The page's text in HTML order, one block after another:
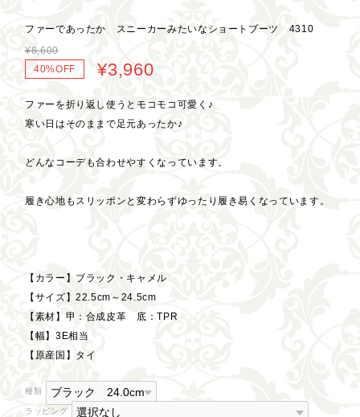
ファーであったか スニーカーみたいなショートブーツ 4310
¥6,600
40%OFF
¥3,960
ファーを折り返し使うとモコモコ可愛く♪
寒い日はそのままで足元あったか♪
どんなコーデも合わせやすくなっています。
履き心地もスリッポンと変わらずゆったり履き易くなっています。
【カラー】ブラック・キャメル
【サイズ】22.5cm～24.5cm
【素材】甲：合成皮革 底：TPR
【幅】3E相当
【原産国】タイ
種類
ラッピング